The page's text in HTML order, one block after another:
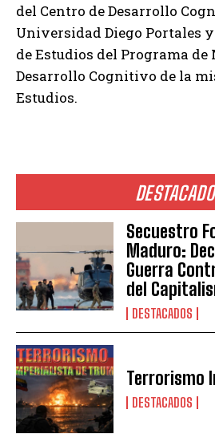
Secuestro
Maduro:
Guerra
del
DESTACADOS
Terrorismo
DESTACADOS
del Centro de Desarrollo
Universidad Diego Portales
de Estudios del Programa de
Desarrollo Cognitivo de la
Estudios.